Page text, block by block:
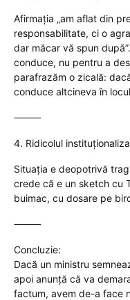
Afirmația „am aflat din
responsabilitate, ci o
dar măcar vă spun
conduce, nu pentru a
parafrazăm o zicală:
conduce altcineva în
⸻
4. Ridicolul
Situația e deopotrivă
crede că e un sketch cu
buimac, cu dosare pe
⸻
Concluzie:
Dacă un ministru
apoi anunță că va
factum, avem de-a face